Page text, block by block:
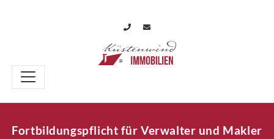
Fortbildungspflicht für Verwalter und Makler